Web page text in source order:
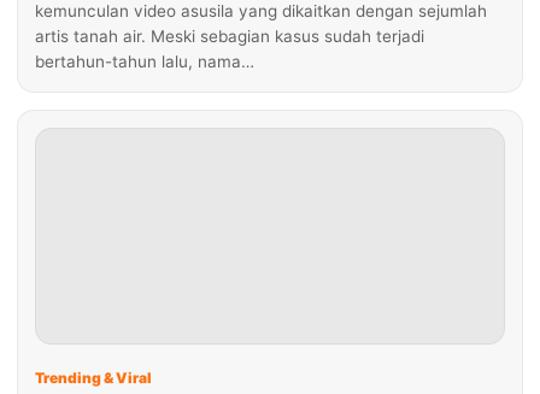
kemunculan video asusila yang dikaitkan dengan sejumlah
artis tanah air. Meski sebagian kasus sudah terjadi
bertahun-tahun lalu, nama…
Trending & Viral